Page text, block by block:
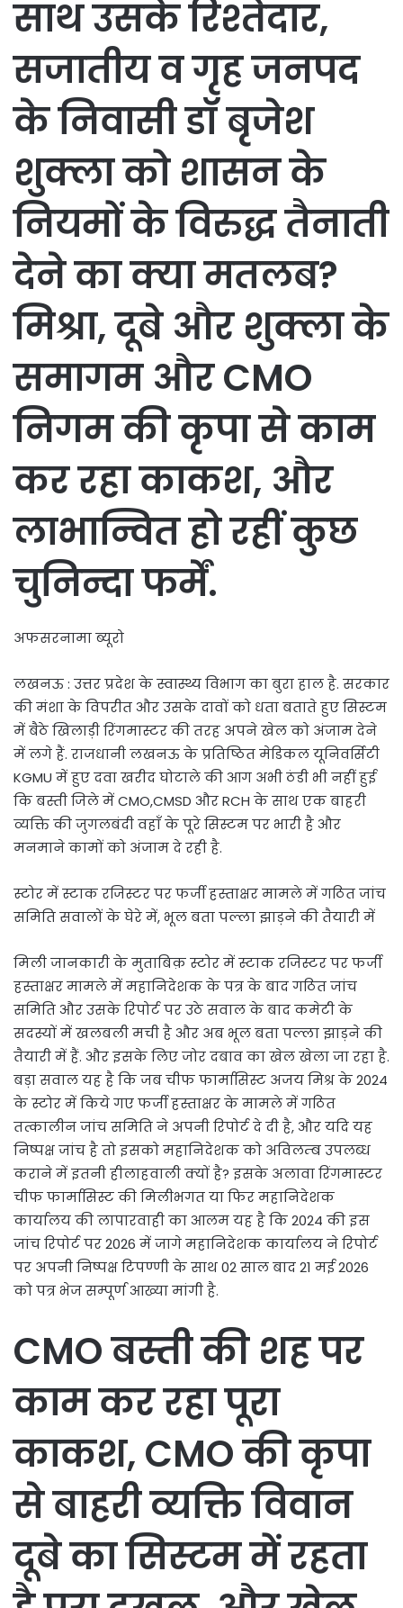
साथ उसके रिश्तेदार,
सजातीय व गृह जनपद
के निवासी डॉ बृजेश
शुक्ला को शासन के
नियमों के विरुद्ध तैनाती
देने का क्या मतलब?
मिश्रा, दूबे और शुक्ला के
समागम और CMO
निगम की कृपा से काम
कर रहा काकश, और
लाभान्वित हो रहीं कुछ
चुनिन्दा फर्में.
अफसरनामा ब्यूरो
लखनऊ : उत्तर प्रदेश के स्वास्थ्य विभाग का बुरा हाल है. सरकार
की मंशा के विपरीत और उसके दावों को धता बताते हुए सिस्टम
में बैठे खिलाड़ी रिंगमास्टर की तरह अपने खेल को अंजाम देने
में लगे हैं. राजधानी लखनऊ के प्रतिष्ठित मेडिकल यूनिवर्सिटी
KGMU में हुए दवा खरीद घोटाले की आग अभी ठंडी भी नहीं हुई
कि बस्ती जिले में CMO,CMSD और RCH के साथ एक बाहरी
व्यक्ति की जुगलबंदी वहाँ के पूरे सिस्टम पर भारी है और
मनमाने कामों को अंजाम दे रही है.
स्टोर में स्टाक रजिस्टर पर फर्जी हस्ताक्षर मामले में गठित जांच
समिति सवालों के घेरे में, भूल बता पल्ला झाड़ने की तैयारी में
मिली जानकारी के मुताबिक़ स्टोर में स्टाक रजिस्टर पर फर्जी
हस्ताक्षर मामले में महानिदेशक के पत्र के बाद गठित जांच
समिति और उसके रिपोर्ट पर उठे सवाल के बाद कमेटी के
सदस्यों में खलबली मची है और अब भूल बता पल्ला झाड़ने की
तैयारी में हैं. और इसके लिए जोर दबाव का खेल खेला जा रहा है.
बड़ा सवाल यह है कि जब चीफ फार्मासिस्ट अजय मिश्र के 2024
के स्टोर में किये गए फर्जी हस्ताक्षर के मामले में गठित
तत्कालीन जांच समिति ने अपनी रिपोर्ट दे दी है, और यदि यह
निष्पक्ष जांच है तो इसको महानिदेशक को अविलम्ब उपलब्ध
कराने में इतनी हीलाहवाली क्यों है? इसके अलावा रिंगमास्टर
चीफ फार्मासिस्ट की मिलीभगत या फिर महानिदेशक
कार्यालय की लापारवाही का आलम यह है कि 2024 की इस
जांच रिपोर्ट पर 2026 में जागे महानिदेशक कार्यालय ने रिपोर्ट
पर अपनी निष्पक्ष टिपण्णी के साथ 02 साल बाद 21 मई 2026
को पत्र भेज सम्पूर्ण आख्या मांगी है.
CMO बस्ती की शह पर
काम कर रहा पूरा
काकश, CMO की कृपा
से बाहरी व्यक्ति विवान
दूबे का सिस्टम में रहता